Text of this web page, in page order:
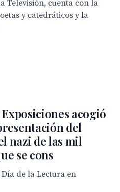
Televisión, cuenta con la
y catedráticos y la
Exposiciones acogió
del
nazi de las mil
se cons
de la Lectura en